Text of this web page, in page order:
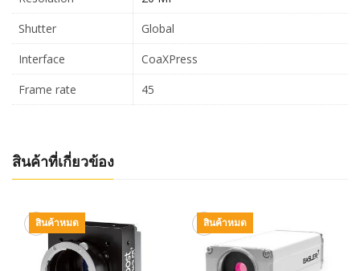
Shutter
Global
Interface
CoaXPress
Frame rate
45
สินค้าที่เกี่ยวข้อง
สินค้าหมด สินค้าหมด